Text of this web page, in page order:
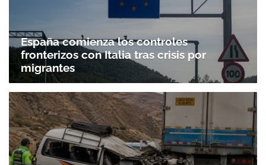
España comienza los controles
fronterizos con Italia tras crisis por
migrantes